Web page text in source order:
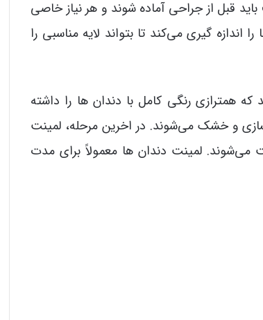
قبل از جراحی آماده شوند و هر نیاز خاصی
گیری می‌کند تا بتواند لایه مناسبی را
همترازی رنگی کامل با دندان ها را داشته
و خشک می‌شوند. در اخرین مرحله، لمینت
لمینت دندان ها معمولاً برای مدت